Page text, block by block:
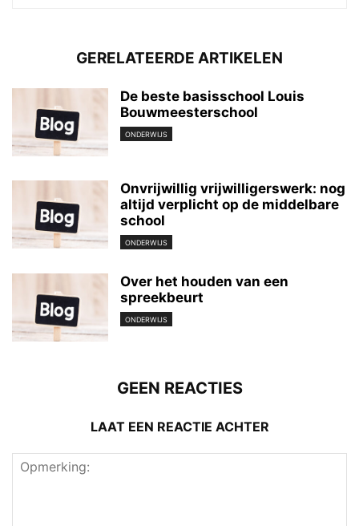
GERELATEERDE ARTIKELEN
De beste basisschool Louis
Bouwmeesterschool
ONDERWIJS
Onvrijwillig vrijwilligerswerk: nog
altijd verplicht op de middelbare
school
ONDERWIJS
Over het houden van een
spreekbeurt
ONDERWIJS
GEEN REACTIES
LAAT EEN REACTIE ACHTER